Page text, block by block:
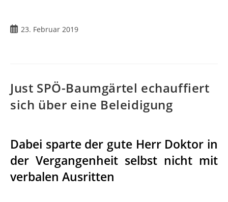
Beitrag
23. Februar 2019
Just SPÖ-Baumgärtel echauffiert
sich über eine Beleidigung
Dabei sparte der gute Herr Doktor in
der Vergangenheit selbst nicht mit
verbalen Ausritten